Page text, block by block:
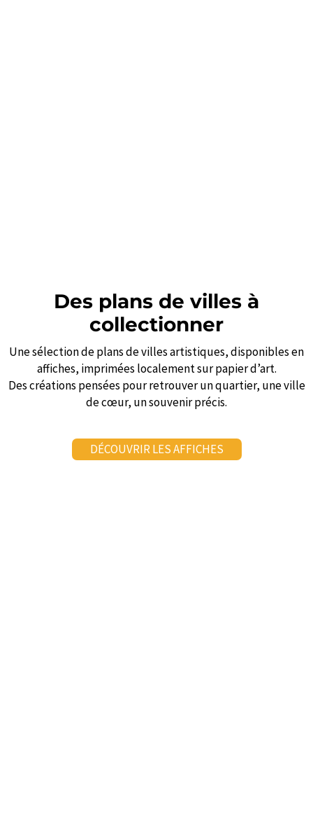
Des plans de villes à
collectionner
Une sélection de plans de villes artistiques, disponibles en
affiches, imprimées localement sur papier d’art.
Des créations pensées pour retrouver un quartier, une ville
de cœur, un souvenir précis.
DÉCOUVRIR LES AFFICHES